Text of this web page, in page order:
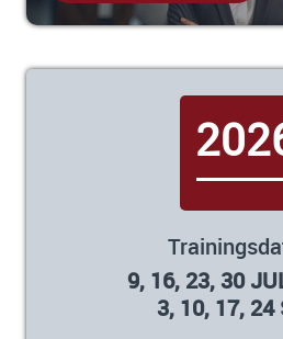
9, 16, 23, 30
3, 10, 17, 24